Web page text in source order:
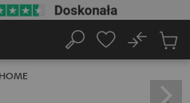
Szukaj
No